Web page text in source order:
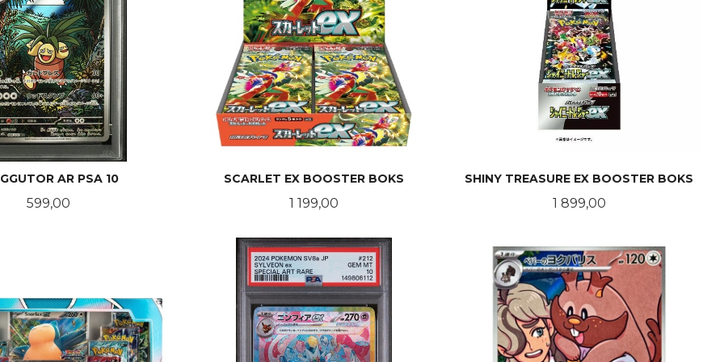
AR PSA 10
Pris
599,00
SCARLET EX BOOSTER BOKS
Pris
1 199,00
KJØP
SHINY TREASURE EX BOOSTER BOKS
Pris
1 899,00
KJØP